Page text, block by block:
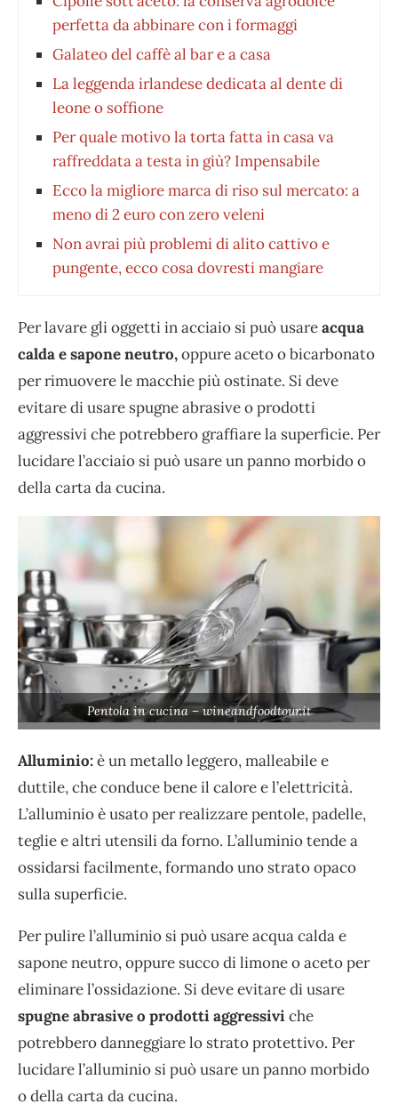
perfetta da abbinare con i formaggi
Galateo del caffè al bar e a casa
La leggenda irlandese dedicata al dente di
leone o soffione
Per quale motivo la torta fatta in casa va
raffreddata a testa in giù? Impensabile
Ecco la migliore marca di riso sul mercato: a
meno di 2 euro con zero veleni
Non avrai più problemi di alito cattivo e
pungente, ecco cosa dovresti mangiare
Per lavare gli oggetti in acciaio si può usareacqua
calda e sapone neutro,oppure aceto o bicarbonato
per rimuovere le macchie più ostinate. Si deve
evitare di usare spugne abrasive o prodotti
aggressivi che potrebbero graffiare la superficie. Per
lucidare l’acciaio si può usare un panno morbido o
della carta da cucina.
Pentola in cucina – wineandfoodtour.it
Alluminio:è un metallo leggero, malleabile e
duttile, che conduce bene il calore e l’elettricità.
L’alluminio è usato per realizzare pentole, padelle,
teglie e altri utensili da forno. L’alluminio tende a
ossidarsi facilmente, formando uno strato opaco
sulla superficie.
Per pulire l’alluminio si può usare acqua calda e
sapone neutro, oppure succo di limone o aceto per
eliminare l’ossidazione. Si deve evitare di usare
spugne abrasive o prodotti aggressiviche
potrebbero danneggiare lo strato protettivo. Per
lucidare l’alluminio si può usare un panno morbido
o della carta da cucina.